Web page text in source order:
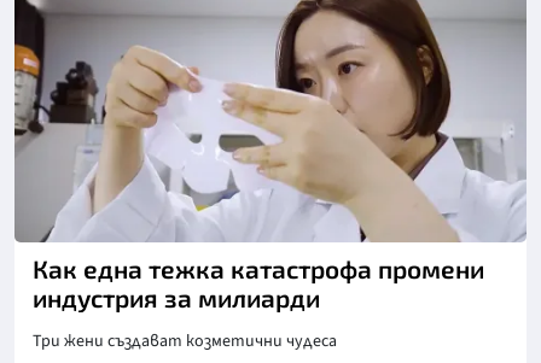
Как една тежка катастрофа промени
индустрия за милиарди
Три жени създават козметични чудеса